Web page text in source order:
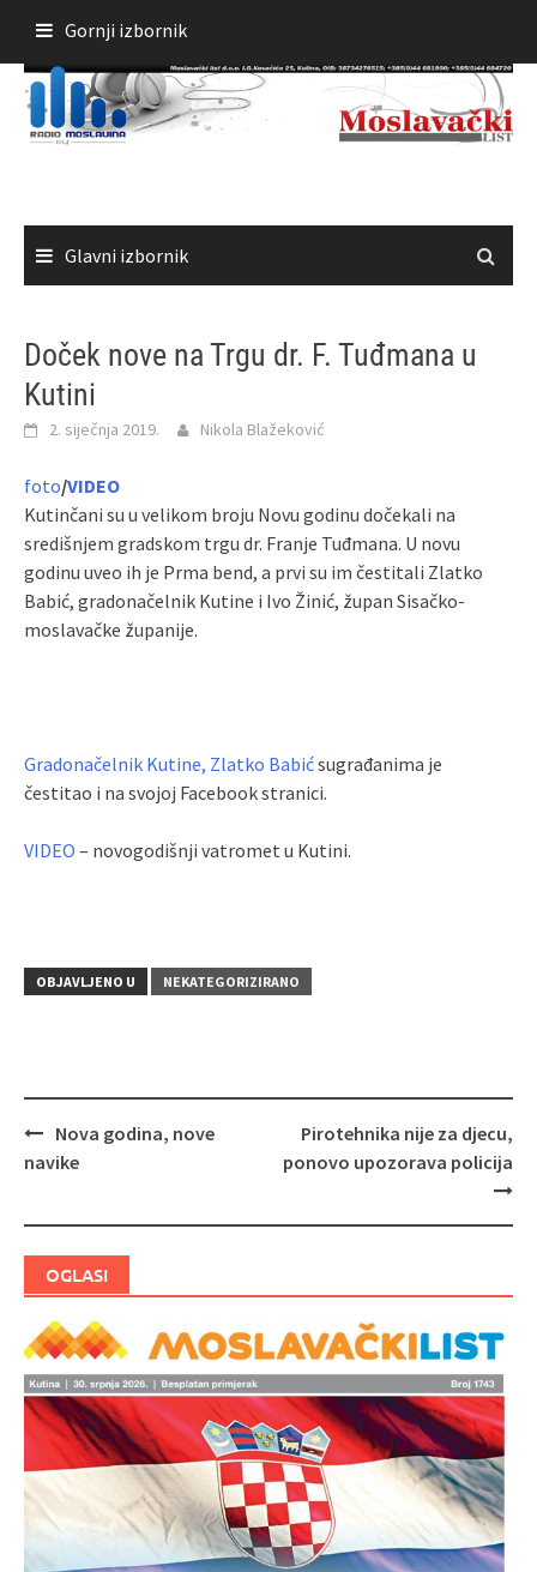
sadržaja
Gornji izbornik
Glavni izbornik
Doček nove na Trgu dr. F. Tuđmana u
Kutini
2. siječnja 2019. Nikola Blažeković
foto/VIDEO
Kutinčani su u velikom broju Novu godinu dočekali na
središnjem gradskom trgu dr. Franje Tuđmana. U novu
godinu uveo ih je Prma bend, a prvi su im čestitali Zlatko
Babić, gradonačelnik Kutine i Ivo Žinić, župan Sisačko-
moslavačke županije.
Gradonačelnik Kutine, Zlatko Babićsugrađanima je
čestitao i na svojoj Facebook stranici.
VIDEO – novogodišnji vatromet u Kutini.
OBJAVLJENO U NEKATEGORIZIRANO
Navigacija
Nova godina, nove
navike
Pirotehnika nije za djecu,
ponovo upozorava policija
OGLASI